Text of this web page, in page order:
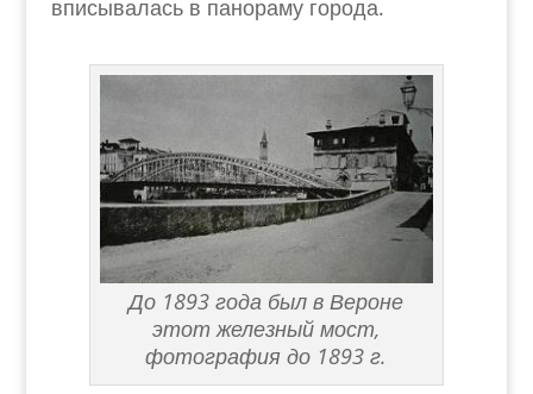
вписывалась в панораму города.
До 1893 года был в Вероне
этот железный мост,
фотография до 1893 г.